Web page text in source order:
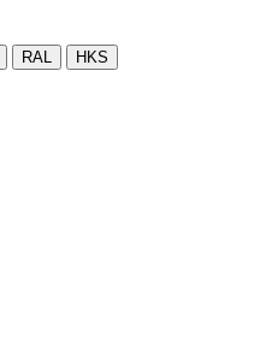
RAL HKS